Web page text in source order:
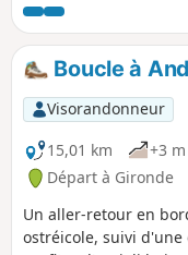
ostréicoles, un parc
Lège et Garonne. Le
à lui seul une petite
Boucle à
Visorandonneur
15,01 km
+3 m
Départ à Gironde
Un aller-retour en
ostréicole, suivi